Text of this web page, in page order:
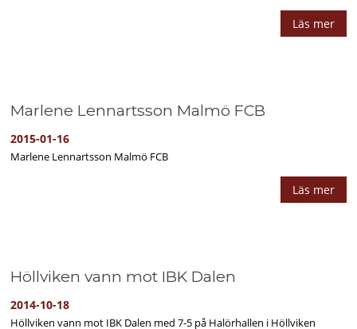
Läs mer
Marlene Lennartsson Malmö FCB
2015-01-16
Marlene Lennartsson Malmö FCB
Läs mer
Höllviken vann mot IBK Dalen
2014-10-18
Höllviken vann mot IBK Dalen med 7-5 på Halörhallen i Höllviken